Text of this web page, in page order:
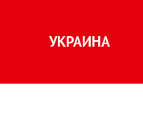
УКРАИНА